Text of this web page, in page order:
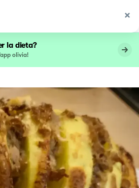
la dieta?
olivia!